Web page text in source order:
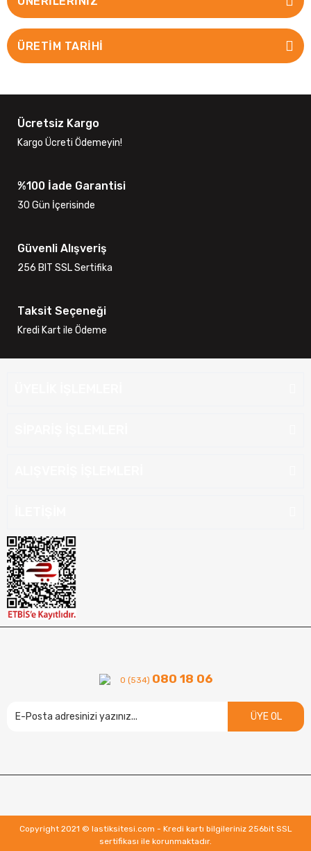
ÜRETİM TARİHİ
Ücretsiz Kargo
Kargo Ücreti Ödemeyin!
%100 İade Garantisi
30 Gün İçerisinde
Güvenli Alışveriş
256 BIT SSL Sertifika
Taksit Seçeneği
Kredi Kart ile Ödeme
0 (534) 080 18 06
ÜYE OL
Copyright 2021 © lastiksitesi.com - Kredi kartı bilgileriniz 256bit SSL
sertifikası ile korunmaktadır.